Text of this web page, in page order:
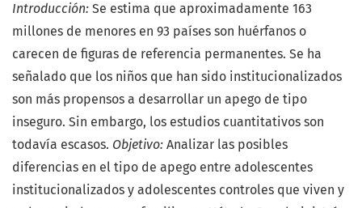
Introducción: Se estima que aproximadamente 163
millones de menores en 93 países son huérfanos o
carecen de figuras de referencia permanentes. Se ha
señalado que los niños que han sido institucionalizados
son más propensos a desarrollar un apego de tipo
inseguro. Sin embargo, los estudios cuantitativos son
todavía escasos. Objetivo: Analizar las posibles
diferencias en el tipo de apego entre adolescentes
institucionalizados y adolescentes controles que viven y